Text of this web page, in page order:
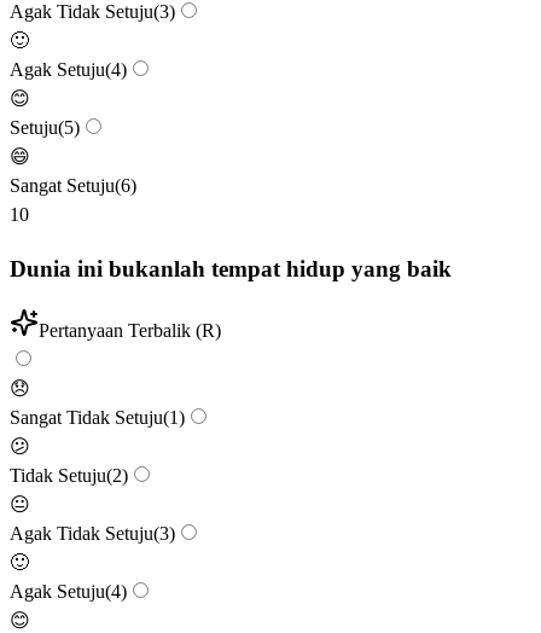
Agak Tidak Setuju(3)
🙂
Agak Setuju(4)
😊
Setuju(5)
😄
Sangat Setuju(6)
10
Dunia ini bukanlah tempat hidup yang baik
Pertanyaan Terbalik (R)
😞
Sangat Tidak Setuju(1)
😕
Tidak Setuju(2)
😐
Agak Tidak Setuju(3)
🙂
Agak Setuju(4)
😊